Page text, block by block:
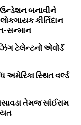
બનાવીને
કીર્તિદાન
સન્માન
ટેલેન્ટનો એવોર્ડ
અમેરિકા સ્થિત વર્લ્ડ
તેમજ સાંઈરામ